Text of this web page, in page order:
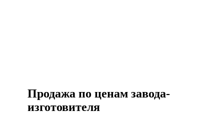
Продажа по ценам завода-
изготовителя